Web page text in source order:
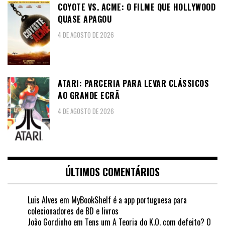
COYOTE VS. ACME: O FILME QUE HOLLYWOOD
QUASE APAGOU
4 DE AGOSTO DE 2026
ATARI: PARCERIA PARA LEVAR CLÁSSICOS
AO GRANDE ECRÃ
4 DE AGOSTO DE 2026
ÚLTIMOS COMENTÁRIOS
Luis Alves em MyBookShelf é a app portuguesa para
colecionadores de BD e livros
João Gordinho em Tens um A Teoria do K.O. com defeito? O